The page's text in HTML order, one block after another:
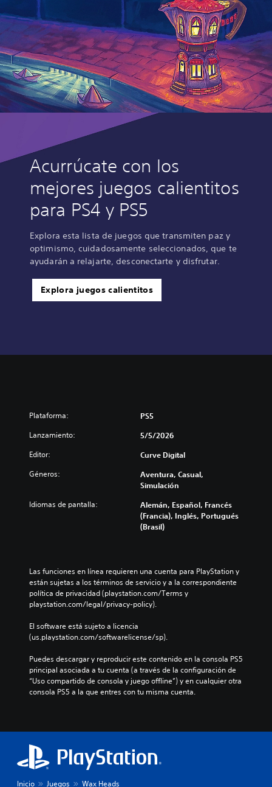
Acurrúcate con los
mejores juegos calientitos
para PS4 y PS5
Explora esta lista de juegos que transmiten paz y
optimismo, cuidadosamente seleccionados, que te
ayudarán a relajarte, desconectarte y disfrutar.
Explora juegos calientitos
Plataforma: PS5
Lanzamiento: 5/5/2026
Editor: Curve Digital
Géneros:
Aventura, Casual,
Simulación
Idiomas de pantalla:
Alemán, Español, Francés
(Francia), Inglés, Portugués
(Brasil)
Las funciones en línea requieren una cuenta para PlayStation y
están sujetas a los términos de servicio y a la correspondiente
política de privacidad (playstation.com/Terms y
playstation.com/legal/privacy-policy).
El software está sujeto a licencia
(us.playstation.com/softwarelicense/sp).
Puedes descargar y reproducir este contenido en la consola PS5
principal asociada a tu cuenta (a través de la configuración de
“Uso compartido de consola y juego offline”) y en cualquier otra
consola PS5 a la que entres con tu misma cuenta.
Inicio Juegos Wax Heads